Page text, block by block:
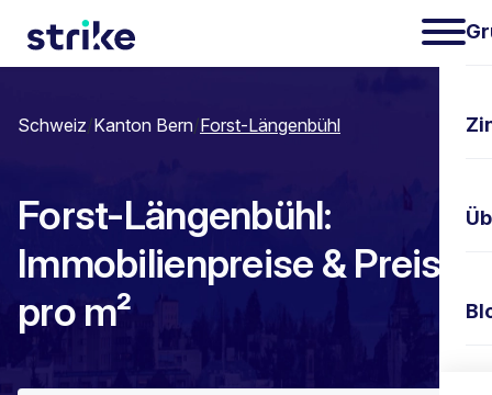
Schweiz/Kanton Bern/Forst-Längenbühl
Forst-Längenbühl:
Immobilienpreise & Preis
pro m²